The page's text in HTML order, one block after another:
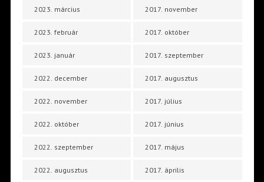
2023. március
2023. február
2023. január
2022. december
2022. november
2022. október
2022. szeptember
2022. augusztus
2017. november
2017. október
2017. szeptember
2017. augusztus
2017. július
2017. június
2017. május
2017. április